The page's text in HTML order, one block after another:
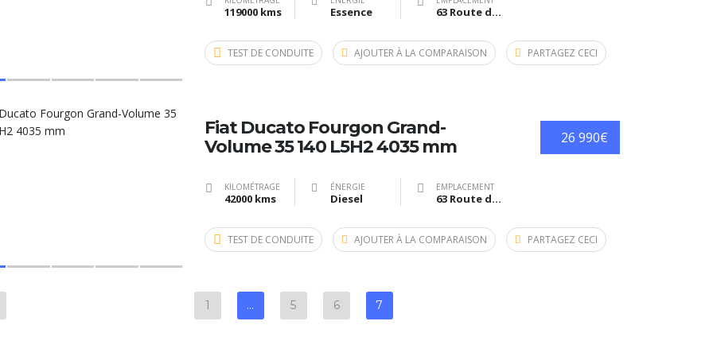
119000 kms Essence 63 Route de Bazas, Langon, France
TEST DE CONDUITE AJOUTER À LA COMPARAISON PARTAGEZ CECI
26 990€
Fiat Ducato Fourgon Grand-
Volume 35 140 L5H2 4035 mm
KILOMÉTRAGE
42000 kms
ÉNERGIE
Diesel
EMPLACEMENT
63 Route de Bazas, Langon, France
TEST DE CONDUITE AJOUTER À LA COMPARAISON PARTAGEZ CECI
1 … 5 6 7